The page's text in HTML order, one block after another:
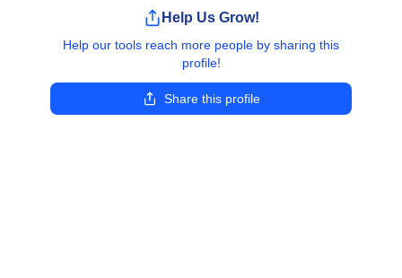
Help Us Grow!
Help our tools reach more people by sharing this
profile!
Share this profile